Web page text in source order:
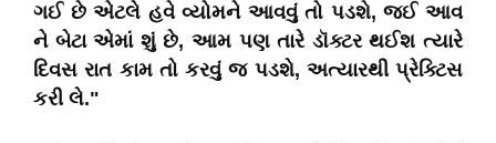
ગઈ છે એટલે હવે વ્યોમને આવવું તો પડશે, જઈ આવ
ને બેટા એમાં શું છે, આમ પણ તારે ડૉક્ટર થઈશ ત્યારે
દિવસ રાત કામ તો કરવું જ પડશે, અત્યારથી પ્રેક્ટિસ
કરી લે."